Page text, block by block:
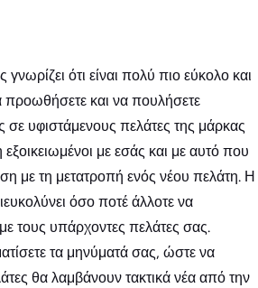
ότι είναι πολύ πιο εύκολο και
και να πουλήσετε
σε υφιστάμενους πελάτες της μάρκας
εξοικειωμένοι με εσάς και με αυτό που
με τη μετατροπή ενός νέου πελάτη. Η
όσο ποτέ άλλοτε να
τους υπάρχοντες πελάτες σας.
τα μηνύματά σας, ώστε να
θα λαμβάνουν τακτικά νέα από την